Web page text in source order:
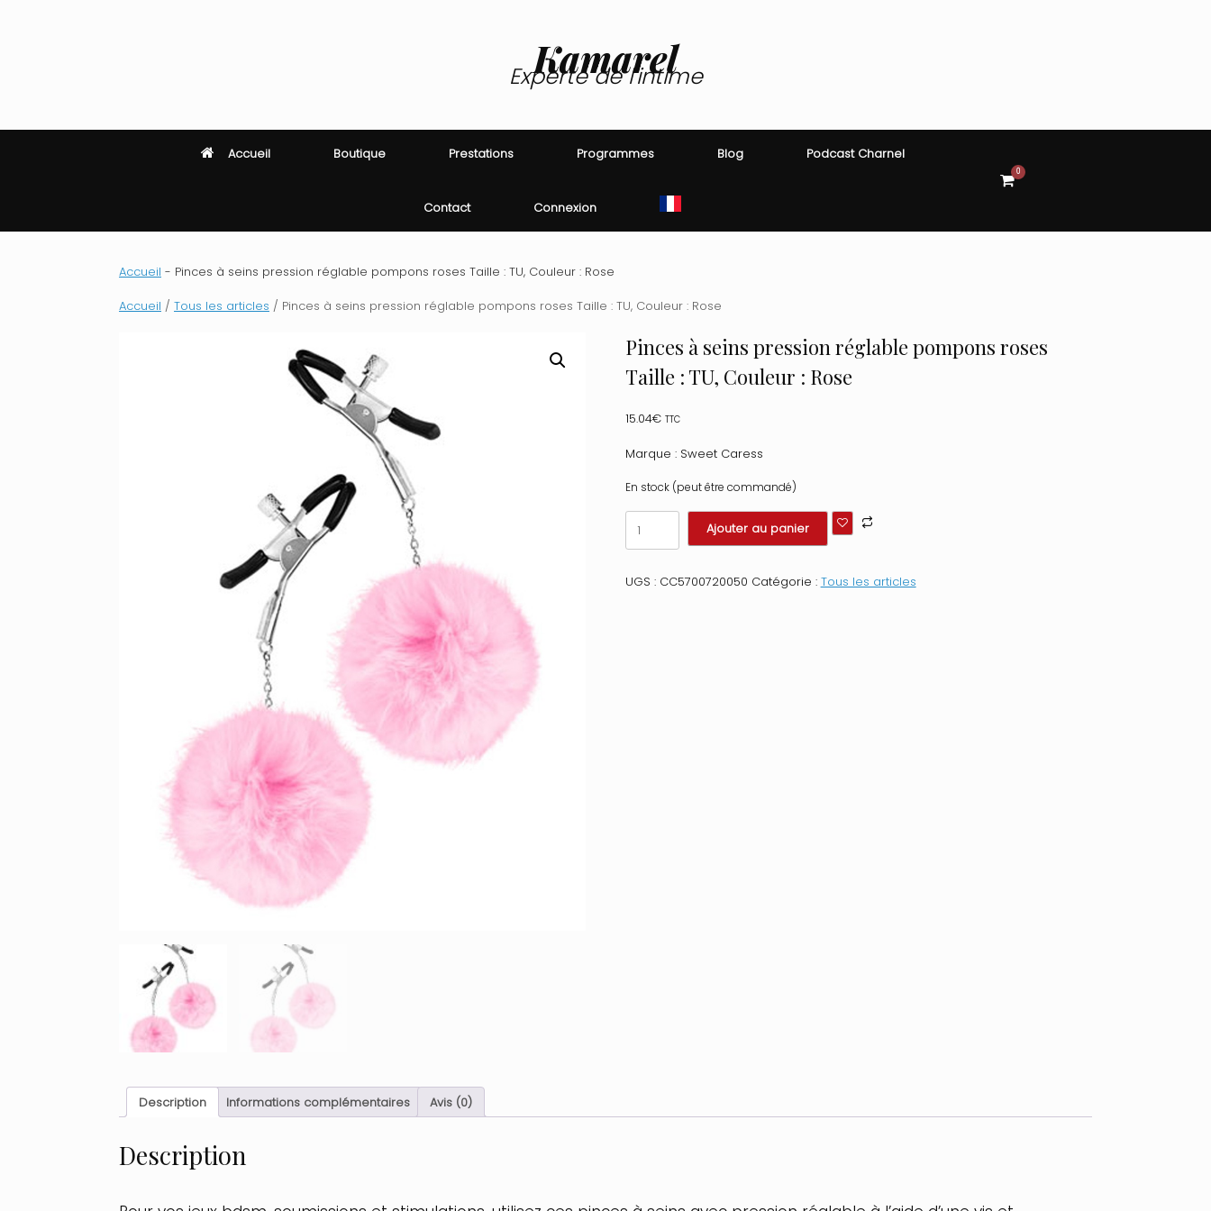
Kamarel
Experte de l'intime
Accueil Boutique Prestations Programmes Blog Podcast Charnel
Contact Connexion
View
shopping
0
Accueil - Pinces à seins pression réglable pompons roses Taille : TU, Couleur : Rose
Accueil / Tous les articles / Pinces à seins pression réglable pompons roses Taille : TU, Couleur : Rose
Pinces à seins pression réglable pompons roses
Taille : TU, Couleur : Rose
15.04€ TTC
Marque : Sweet Caress
En stock (peut être commandé)
quantité
de
Pinces
seins
Ajouter au panier
UGS : CC5700720050 Catégorie : Tous les articles
Description Informations complémentaires Avis (0)
Description